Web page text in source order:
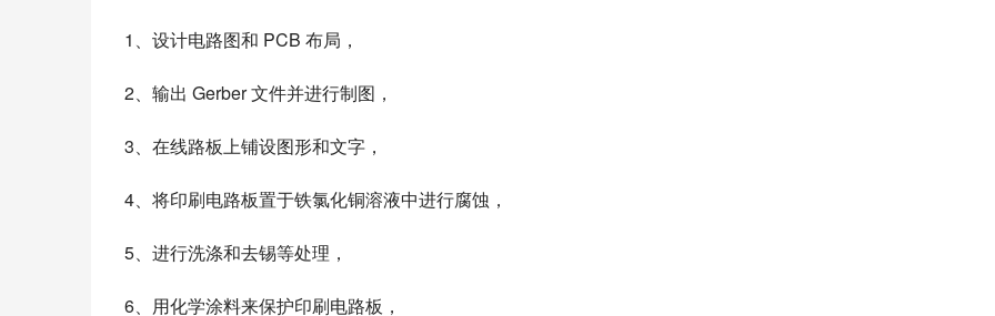
1、设计电路图和 PCB 布局，
2、输出 Gerber 文件并进行制图，
3、在线路板上铺设图形和文字，
4、将印刷电路板置于铁氯化铜溶液中进行腐蚀，
5、进行洗涤和去锡等处理，
6、用化学涂料来保护印刷电路板，